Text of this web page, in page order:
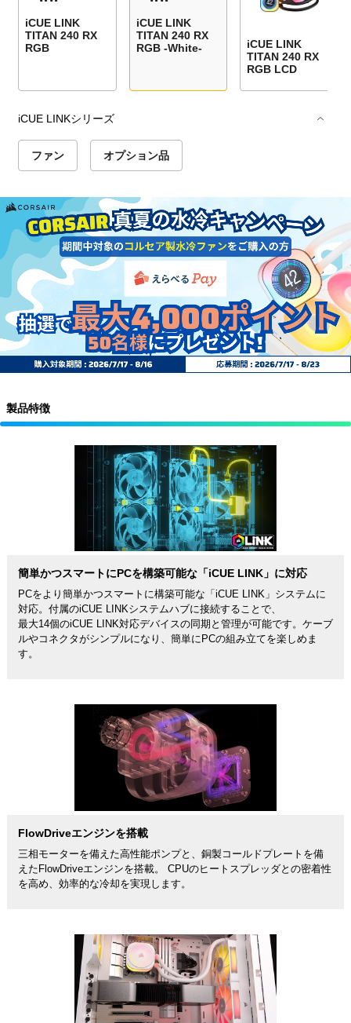
iCUE LINK
TITAN 240 RX
RGB
iCUE LINK
TITAN 240 RX
RGB -White-
iCUE LINK
TITAN 240 RX
RGB LCD
iCUE LINKシリーズ
ファン オプション品
製品特徴
簡単かつスマートにPCを構築可能な「iCUE LINK」に対応
PCをより簡単かつスマートに構築可能な「iCUE LINK」システムに
対応。付属のiCUE LINKシステムハブに接続することで、
最大14個のiCUE LINK対応デバイスの同期と管理が可能です。ケーブ
ルやコネクタがシンプルになり、簡単にPCの組み立てを楽しめま
す。
FlowDriveエンジンを搭載
三相モーターを備えた高性能ポンプと、銅製コールドプレートを備
えたFlowDriveエンジンを搭載。 CPUのヒートスプレッダとの密着性
を高め、効率的な冷却を実現します。